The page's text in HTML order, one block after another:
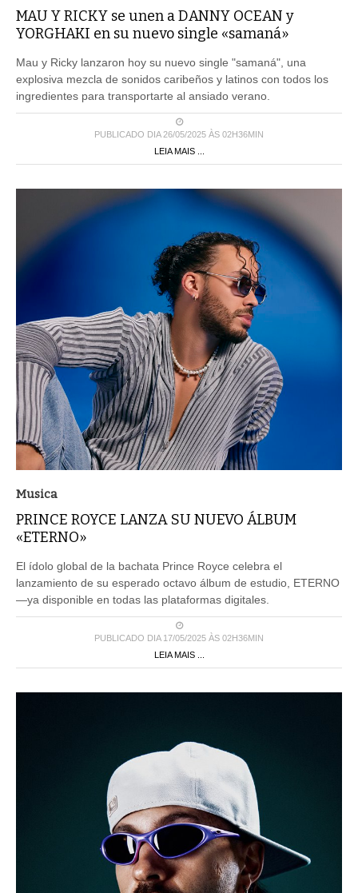
MAU Y RICKY se unen a DANNY OCEAN y
YORGHAKI en su nuevo single «samaná»
Mau y Ricky lanzaron hoy su nuevo single "samaná", una
explosiva mezcla de sonidos caribeños y latinos con todos los
ingredientes para transportarte al ansiado verano.
PUBLICADO DIA 26/05/2025 ÀS 02H36MIN
LEIA MAIS ...
Musica
PRINCE ROYCE LANZA SU NUEVO ÁLBUM
«ETERNO»
El ídolo global de la bachata Prince Royce celebra el
lanzamiento de su esperado octavo álbum de estudio, ETERNO
—ya disponible en todas las plataformas digitales.
PUBLICADO DIA 17/05/2025 ÀS 02H36MIN
LEIA MAIS ...